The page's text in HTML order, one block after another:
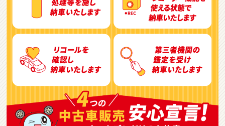
位
トヨタ
ヴォクシー
ＳＵＶ・クロカン
1位